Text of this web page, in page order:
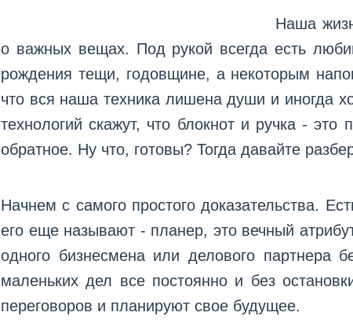
Наша
о важных вещах. Под рукой всегда есть
рождения тещи, годовщине, а некоторым
что вся наша техника лишена души и иногда
технологий скажут, что блокнот и ручка -
обратное. Ну что, готовы? Тогда давайте
Начнем с самого простого доказательства.
его еще называют - планер, это вечный
одного бизнесмена или делового
маленьких дел все постоянно и без
переговоров и планируют свое будущее.